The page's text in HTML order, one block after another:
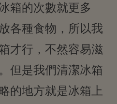
箱的次數就更多
各種食物，所以我
才行，不然容易滋
但是我們清潔冰箱
的地方就是冰箱上